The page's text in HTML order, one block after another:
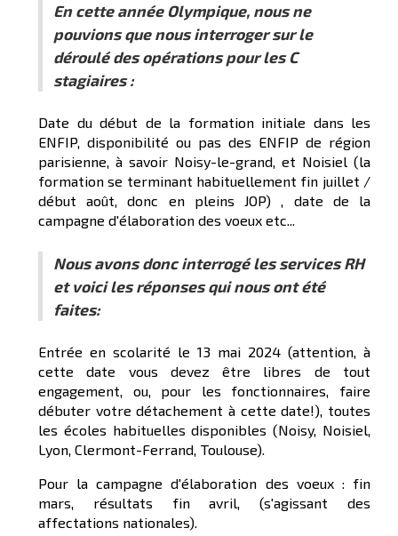
En cette année Olympique, nous ne
pouvions que nous interroger sur le
déroulé des opérations pour les C
stagiaires :
Date du début de la formation initiale dans les
ENFIP, disponibilité ou pas des ENFIP de région
parisienne, à savoir Noisy-le-grand, et Noisiel (la
formation se terminant habituellement fin juillet /
début août, donc en pleins JOP) , date de la
campagne d'élaboration des voeux etc...
Nous avons donc interrogé les services RH
et voici les réponses qui nous ont été
faites:
Entrée en scolarité le 13 mai 2024 (attention, à
cette date vous devez être libres de tout
engagement, ou, pour les fonctionnaires, faire
débuter votre détachement à cette date!), toutes
les écoles habituelles disponibles (Noisy, Noisiel,
Lyon, Clermont-Ferrand, Toulouse).
Pour la campagne d'élaboration des voeux : fin
mars, résultats fin avril, (s'agissant des
affectations nationales).